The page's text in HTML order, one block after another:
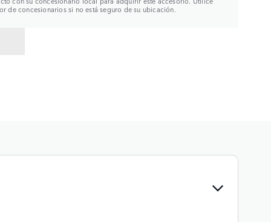
de concesionarios si no está seguro de su ubicación.